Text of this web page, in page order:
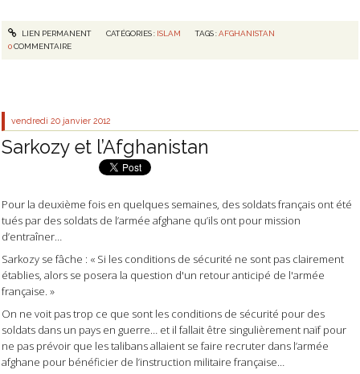
LIEN PERMANENT CATÉGORIES : ISLAM TAGS :AFGHANISTAN
0COMMENTAIRE
vendredi 20 janvier 2012
Sarkozy et l’Afghanistan
Pour la deuxième fois en quelques semaines, des soldats français ont été
tués par des soldats de l’armée afghane qu’ils ont pour mission
d’entraîner…
Sarkozy se fâche : « Si les conditions de sécurité ne sont pas clairement
établies, alors se posera la question d'un retour anticipé de l'armée
française. »
On ne voit pas trop ce que sont les conditions de sécurité pour des
soldats dans un pays en guerre… et il fallait être singulièrement naïf pour
ne pas prévoir que les talibans allaient se faire recruter dans l’armée
afghane pour bénéficier de l’instruction militaire française…